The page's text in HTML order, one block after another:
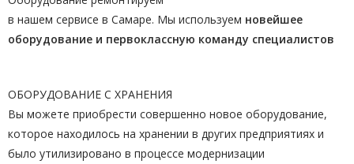
в нашем сервисе в Самаре. Мы используем новейшее
оборудование и первоклассную команду специалистов
ОБОРУДОВАНИЕ С ХРАНЕНИЯ
Вы можете приобрести совершенно новое оборудование,
которое находилось на хранении в других предприятиях и
было утилизировано в процессе модернизации